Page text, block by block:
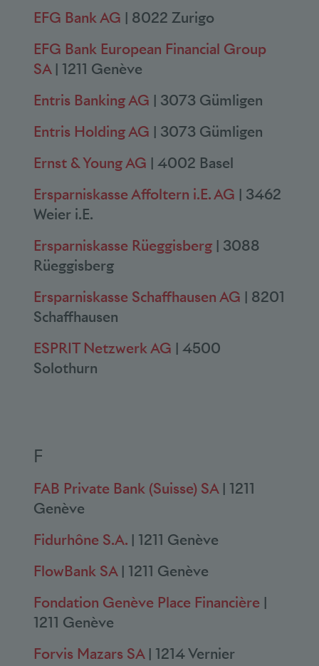
EFG Bank AG | 8022 Zurigo
EFG Bank European Financial Group
SA| 1211 Genève
Entris Banking AG | 3073 Gümligen
Entris Holding AG | 3073 Gümligen
Ernst & Young AG | 4002 Basel
Ersparniskasse Affoltern i.E. AG | 3462
Weier i.E.
Ersparniskasse Rüeggisberg | 3088
Rüeggisberg
Ersparniskasse Schaffhausen AG | 8201
Schaffhausen
ESPRIT Netzwerk AG | 4500
Solothurn
F
FAB Private Bank (Suisse) SA| 1211
Genève
Fidurhône S.A. | 1211 Genève
FlowBank SA| 1211 Genève
Fondation Genève Place Financière |
1211 Genève
Forvis Mazars SA | 1214 Vernier